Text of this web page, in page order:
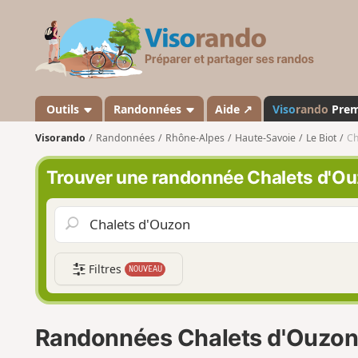
s
a
n
d
o
Outils Randonnées Aide ↗ Visorando
Visorando Randonnées Rhône-Alpes Haute-Savoie Le Biot
Trouver une randonnée Chalets
Filtres NOUVEAU
Randonnées Chalets d'Ouzon